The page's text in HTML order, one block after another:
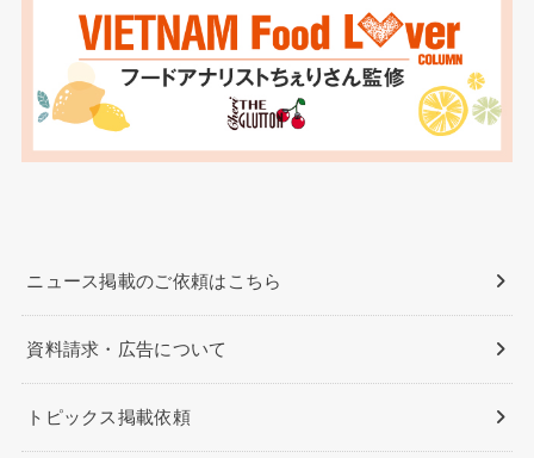
ニュース掲載のご依頼はこちら
資料請求・広告について
トピックス掲載依頼